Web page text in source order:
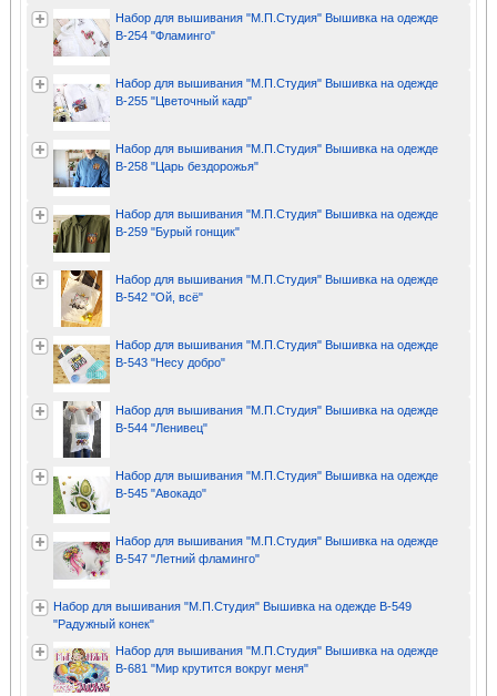
Набор для вышивания "М.П.Студия" Вышивка на одежде
В-254 "Фламинго"
Набор для вышивания "М.П.Студия" Вышивка на одежде
В-255 "Цветочный кадр"
Набор для вышивания "М.П.Студия" Вышивка на одежде
В-258 "Царь бездорожья"
Набор для вышивания "М.П.Студия" Вышивка на одежде
В-259 "Бурый гонщик"
Набор для вышивания "М.П.Студия" Вышивка на одежде
В-542 "Ой, всё"
Набор для вышивания "М.П.Студия" Вышивка на одежде
В-543 "Несу добро"
Набор для вышивания "М.П.Студия" Вышивка на одежде
В-544 "Ленивец"
Набор для вышивания "М.П.Студия" Вышивка на одежде
В-545 "Авокадо"
Набор для вышивания "М.П.Студия" Вышивка на одежде
В-547 "Летний фламинго"
Набор для вышивания "М.П.Студия" Вышивка на одежде В-549
"Радужный конек"
Набор для вышивания "М.П.Студия" Вышивка на одежде
В-681 "Мир крутится вокруг меня"